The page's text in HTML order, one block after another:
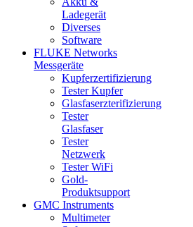
Ladegerät
Diverses
Software
FLUKE Networks
Messgeräte
Kupferzertifizierung
Tester Kupfer
Glasfaserzterifizierung
Tester
Glasfaser
Tester
Netzwerk
Tester WiFi
Gold-
Produktsupport
GMC Instruments
Multimeter